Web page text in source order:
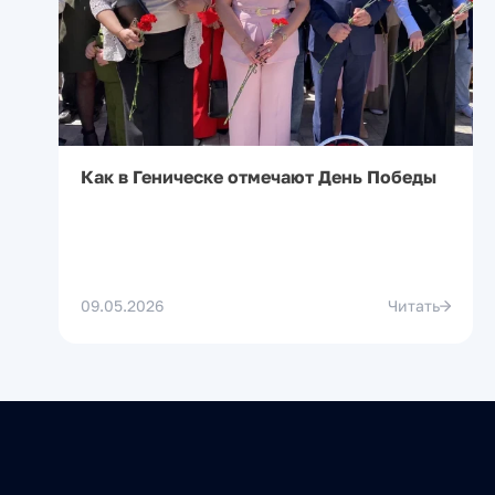
Как в Геническе отмечают День Победы
09.05.2026 Читать